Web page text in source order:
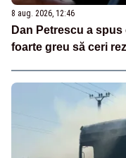
8 aug. 2026, 12:46
Dan Petrescu a spus
foarte greu să ceri